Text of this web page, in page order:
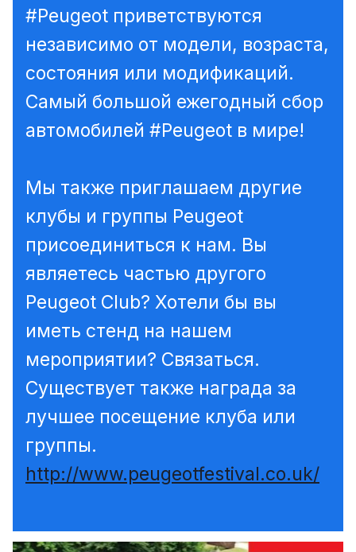
#Peugeot приветствуются
независимо от модели, возраста,
состояния или модификаций.
Самый большой ежегодный сбор
автомобилей #Peugeot в мире!
Мы также приглашаем другие
клубы и группы Peugeot
присоединиться к нам. Вы
являетесь частью другого
Peugeot Club? Хотели бы вы
иметь стенд на нашем
мероприятии? Связаться.
Существует также награда за
лучшее посещение клуба или
группы.
http://www.peugeotfestival.co.uk/